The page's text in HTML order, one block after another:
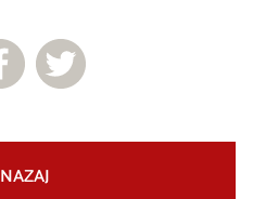
NAZAJ